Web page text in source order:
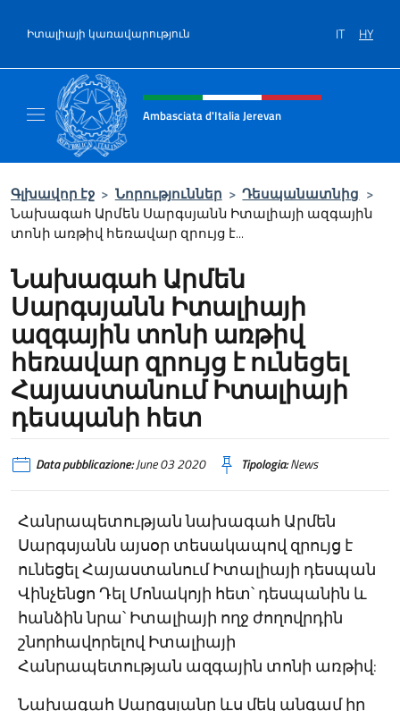
Իտալիայի կառավարություն IT HY
Intestazione sito, social e menù
Ambasciata d'Italia Jerevan
Գլխավոր էջ > Նորություններ > Դեսպանատնից >
Նախագահ Արմեն Սարգսյանն Իտալիայի ազգային
տոնի առթիվ հեռավար զրույց է...
Նախագահ Արմեն
Սարգսյանն Իտալիայի
ազգային տոնի առթիվ
հեռավար զրույց է ունեցել
Հայաստանում Իտալիայի
դեսպանի հետ
Data pubblicazione:June 03 2020 Tipologia:News
Հանրապետության նախագահ Արմեն
Սարգսյանն այսօր տեսակապով զրույց է
ունեցել Հայաստանում Իտալիայի դեսպան
Վինչենցո Դել Մոնակոյի հետ՝ դեսպանին և
հանձին նրա՝ Իտալիայի ողջ ժողովրդին
շնորհավորելով Իտալիայի
Հանրապետության ազգային տոնի առթիվ:
Նախագահ Սարգսյանը ևս մեկ անգամ իր